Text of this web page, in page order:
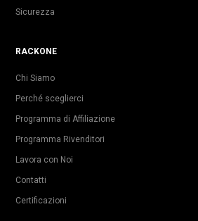
Sicurezza
RACKONE
Chi Siamo
Perché sceglierci
Programma di Affiliazione
Programma Rivenditori
Lavora con Noi
Contatti
Certificazioni